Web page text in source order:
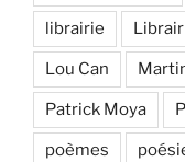
librairie
Lou Can
Patrick Moya
poèmes